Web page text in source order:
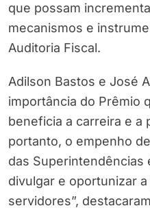
que possam
mecanismos e
Auditoria Fiscal.
Adilson Bastos e José
importância do Prêmio
beneficia a carreira e a
portanto, o empenho
das Superintendências
divulgar e oportunizar
servidores”,